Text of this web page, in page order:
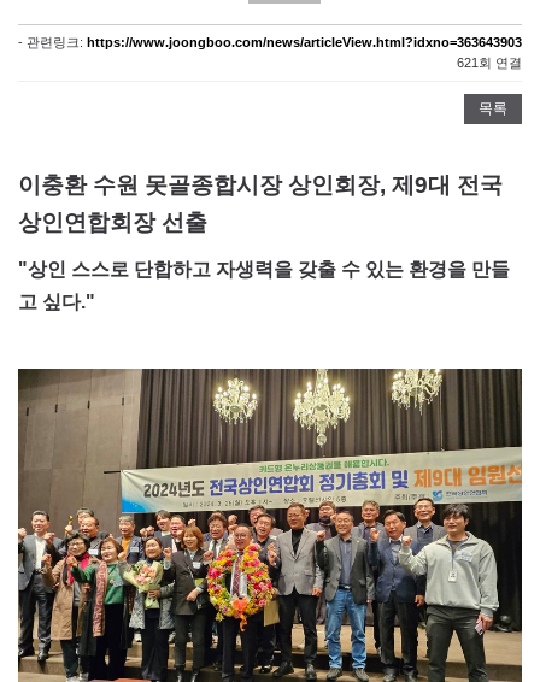
- 관련링크: https://www.joongboo.com/news/articleView.html?idxno=363643903
621회 연결
목록
이충환 수원 못골종합시장 상인회장, 제9대 전국
상인연합회장 선출
"상인 스스로 단합하고 자생력을 갖출 수 있는 환경을 만들
고 싶다."